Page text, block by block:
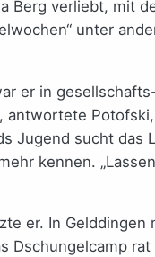
Berg verliebt, mit
unter
er in
antwortete
Jugend sucht das
kennen.
er. In Gelddingen
Dschungelcamp